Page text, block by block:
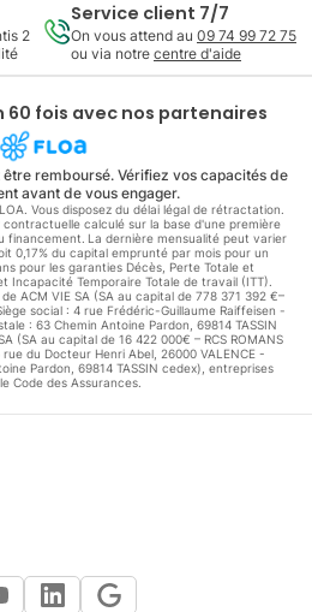
2
Service client 7/7
On vous attend au 09 74 99 72 75
ou via notre centre d'aide
60 fois avec nos partenaires
remboursé. Vérifiez vos capacités de
avant de vous engager.
Vous disposez du délai légal de rétractation.
calculé sur la base d'une première
financement. La dernière mensualité peut varier
0,17% du capital emprunté par mois pour un
pour les garanties Décès, Perte Totale et
Incapacité Temporaire Totale de travail (ITT).
ACM VIE SA (SA au capital de 778 371 392 €–
social : 4 rue Frédéric-Guillaume Raiffeisen -
: 63 Chemin Antoine Pardon, 69814 TASSIN
(SA au capital de 16 422 000€ – RCS ROMANS
du Docteur Henri Abel, 26000 VALENCE -
Pardon, 69814 TASSIN cedex), entreprises
Code des Assurances.